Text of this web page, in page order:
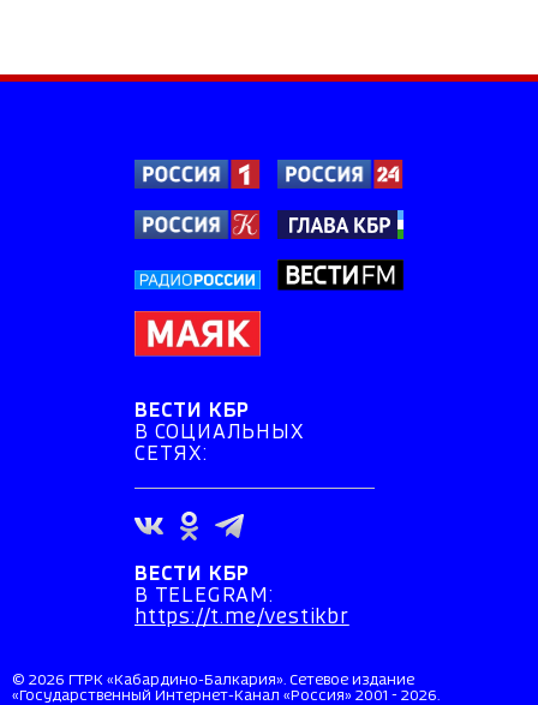
ВЕСТИ КБР
В СОЦИАЛЬНЫХ
СЕТЯХ:
ВЕСТИ КБР
В TELEGRAM:
https://t.me/vestikbr
© 2026 ГТРК «Кабардино-Балкария». Сетевое издание
«Государственный Интернет-Канал «Россия» 2001 - 2026.